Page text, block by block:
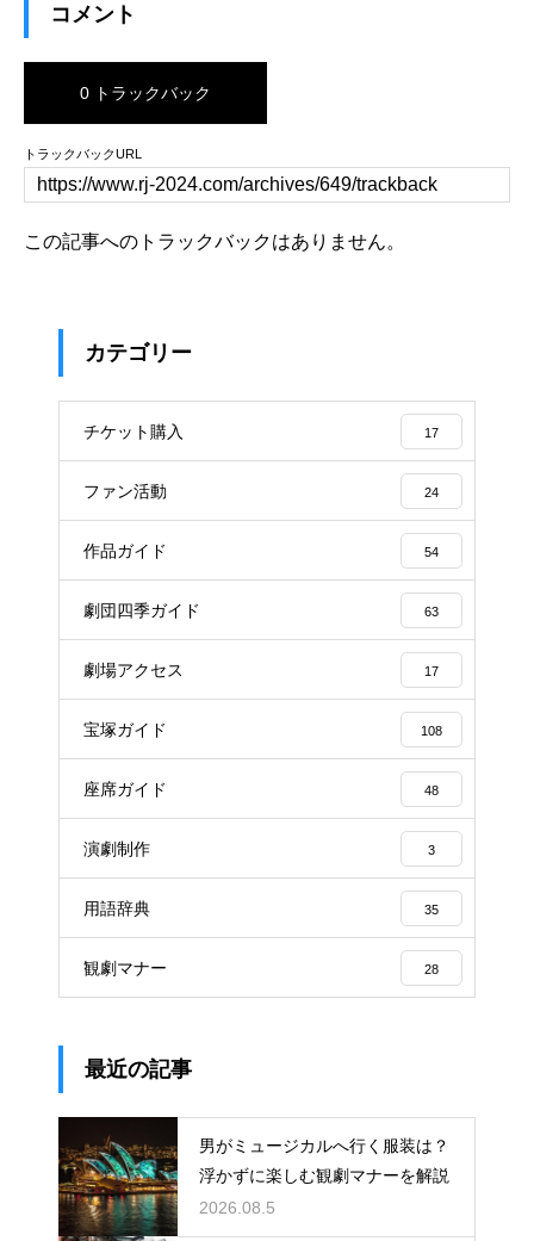
コメント
0 トラックバック
トラックバックURL
この記事へのトラックバックはありません。
カテゴリー
チケット購入 17
ファン活動 24
作品ガイド 54
劇団四季ガイド 63
劇場アクセス 17
宝塚ガイド 108
座席ガイド 48
演劇制作 3
用語辞典 35
観劇マナー 28
最近の記事
男がミュージカルへ行く服装は？
浮かずに楽しむ観劇マナーを解説
2026.08.5